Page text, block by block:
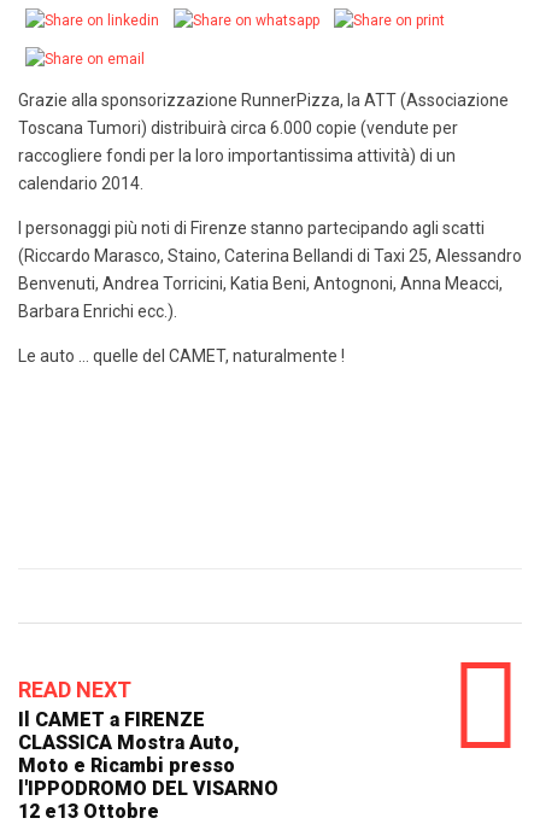
Grazie alla sponsorizzazione RunnerPizza, la ATT (Associazione
Toscana Tumori) distribuirà circa 6.000 copie (vendute per
raccogliere fondi per la loro importantissima attività) di un
calendario 2014.
I personaggi più noti di Firenze stanno partecipando agli scatti
(Riccardo Marasco, Staino, Caterina Bellandi di Taxi 25, Alessandro
Benvenuti, Andrea Torricini, Katia Beni, Antognoni, Anna Meacci,
Barbara Enrichi ecc.).
Le auto … quelle del CAMET, naturalmente !
READ NEXT
Il CAMET a FIRENZE
CLASSICA Mostra Auto,
Moto e Ricambi presso
l'IPPODROMO DEL VISARNO
12 e13 Ottobre